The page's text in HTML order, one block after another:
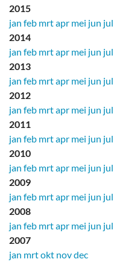
2015
jan feb mrtapr mei jun jul
2014
jan feb mrtapr mei jun jul
2013
jan feb mrtapr mei jun jul
2012
jan feb mrtapr mei jun jul
2011
jan feb mrtapr mei jun jul
2010
jan feb mrtapr mei jun jul
2009
jan feb mrtapr mei jun jul
2008
jan feb mrtapr mei jun jul
2007
jan mrtokt novdec